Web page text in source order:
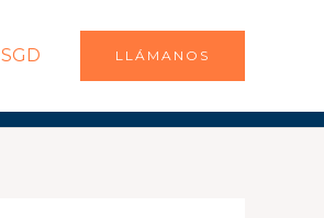
SGD LLÁMANOS